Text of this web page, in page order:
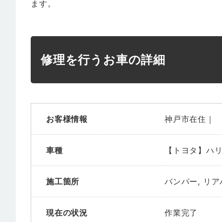
ます。
修理を行うお車の詳細
お客様情報 神戸市在住｜
車種 【トヨタ】ハ
施工箇所 バンパー, リア
現在の状況 作業完了